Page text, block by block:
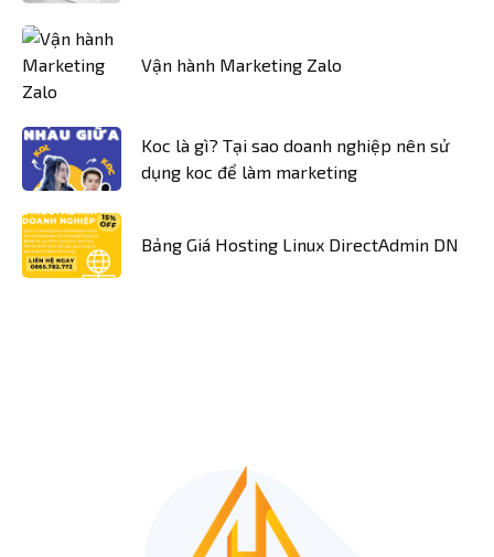
Vận hành Marketing Zalo
Koc là gì? Tại sao doanh nghiệp nên sử
dụng koc để làm marketing
Bảng Giá Hosting Linux DirectAdmin DN